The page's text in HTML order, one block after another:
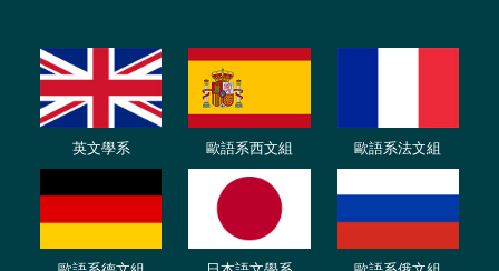
英文學系 歐語系西文組 歐語系法文組